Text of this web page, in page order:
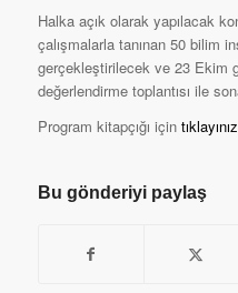
Halka açık olarak yapılacak
çalışmalarla tanınan 50 bilim
gerçekleştirilecek ve 23 Ekim
değerlendirme toplantısı ile
Program kitapçığı için
Bu gönderiyi paylaş